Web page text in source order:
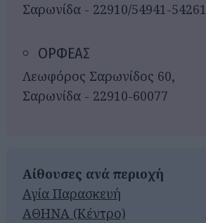
Σαρωνίδα - 22910/54941-54261
ΟΡΦΕΑΣ
Λεωφόρος Σαρωνίδος 60,
Σαρωνίδα - 22910-60077
Αίθουσες ανά περιοχή
Αγία Παρασκευή
ΑΘΗΝΑ (Κέντρο)